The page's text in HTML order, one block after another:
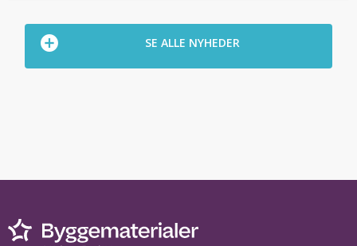
SE ALLE NYHEDER